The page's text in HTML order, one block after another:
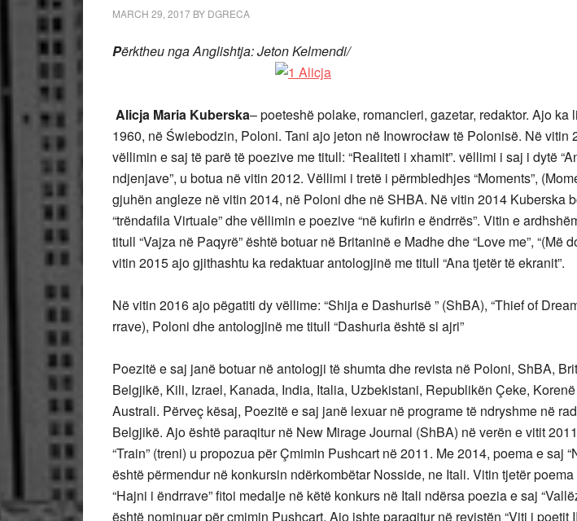
MARCH 29, 2017 BY DGRECA
Përktheu nga Anglishtja: Jeton Kelmendi/
Alicja Maria Kuberska– poeteshë polake, romancieri, gazetar, redaktor. Ajo ka
1960, në Świebodzin, Poloni. Tani ajo jeton në Inowrocław të Polonisë. Në vitin
vëllimin e saj të parë të poezive me titull: “Realiteti i xhamit”. vëllimi i saj i dytë
ndjenjave”, u botua në vitin 2012. Vëllimi i tretë i përmbledhjes “Moments”,
gjuhën angleze në vitin 2014, në Poloni dhe në SHBA. Në vitin 2014 Kuberska
“trëndafila Virtuale” dhe vëllimin e poezive “në kufirin e ëndrrës”. Vitin e
titull “Vajza në Paqyrë” është botuar në Britaninë e Madhe dhe “Love me”, “(Më
vitin 2015 ajo gjithashtu ka redaktuar antologjinë me titull “Ana tjetër të ekranit”.
Në vitin 2016 ajo pëgatiti dy vëllime: “Shija e Dashurisë ” (ShBA), “Thief of
rrave), Poloni dhe antologjinë me titull “Dashuria është si ajri”
Poezitë e saj janë botuar në antologji të shumta dhe revista në Poloni, ShBA,
Belgjikë, Kili, Izrael, Kanada, India, Italia, Uzbekistani, Republikën Çeke,
Australi. Përveç kësaj, Poezitë e saj janë lexuar në programe të ndryshme në
Belgjikë. Ajo është paraqitur në New Mirage Journal (ShBA) në verën e vitit
“Train” (treni) u propozua për Çmimin Pushcart në 2011. Me 2014, poema e saj
është përmendur në konkursin ndërkombëtar Nosside, ne Itali. Vitin tjetër
“Hajni i ëndrrave” fitoi medalje në këtë konkurs në Itali ndërsa poezia e saj
është nominuar për çmimin Pushcart. Ajo ishte paraqitur në revistën “Viti i poetit